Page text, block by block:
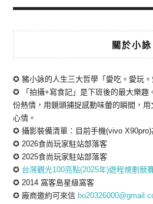
關於小詠
✪ 豬小詠的人生三大哲學「愛吃。愛玩。
✪ 「拍攝+寫食記」是下班後的最大樂趣
份熱情，用鏡頭捕捉感動味蕾的瞬間，
心情。
✪ 攝影裝備清單：目前手機(vivo
✪ 2026食尚玩家駐站部落客
✪ 2025食尚玩家駐站部落客
✪ 台灣觀光100亮點(2025年)遊程規劃競
✪ 2014 窩客島星級窩客
✪ 廠商邀約可來信